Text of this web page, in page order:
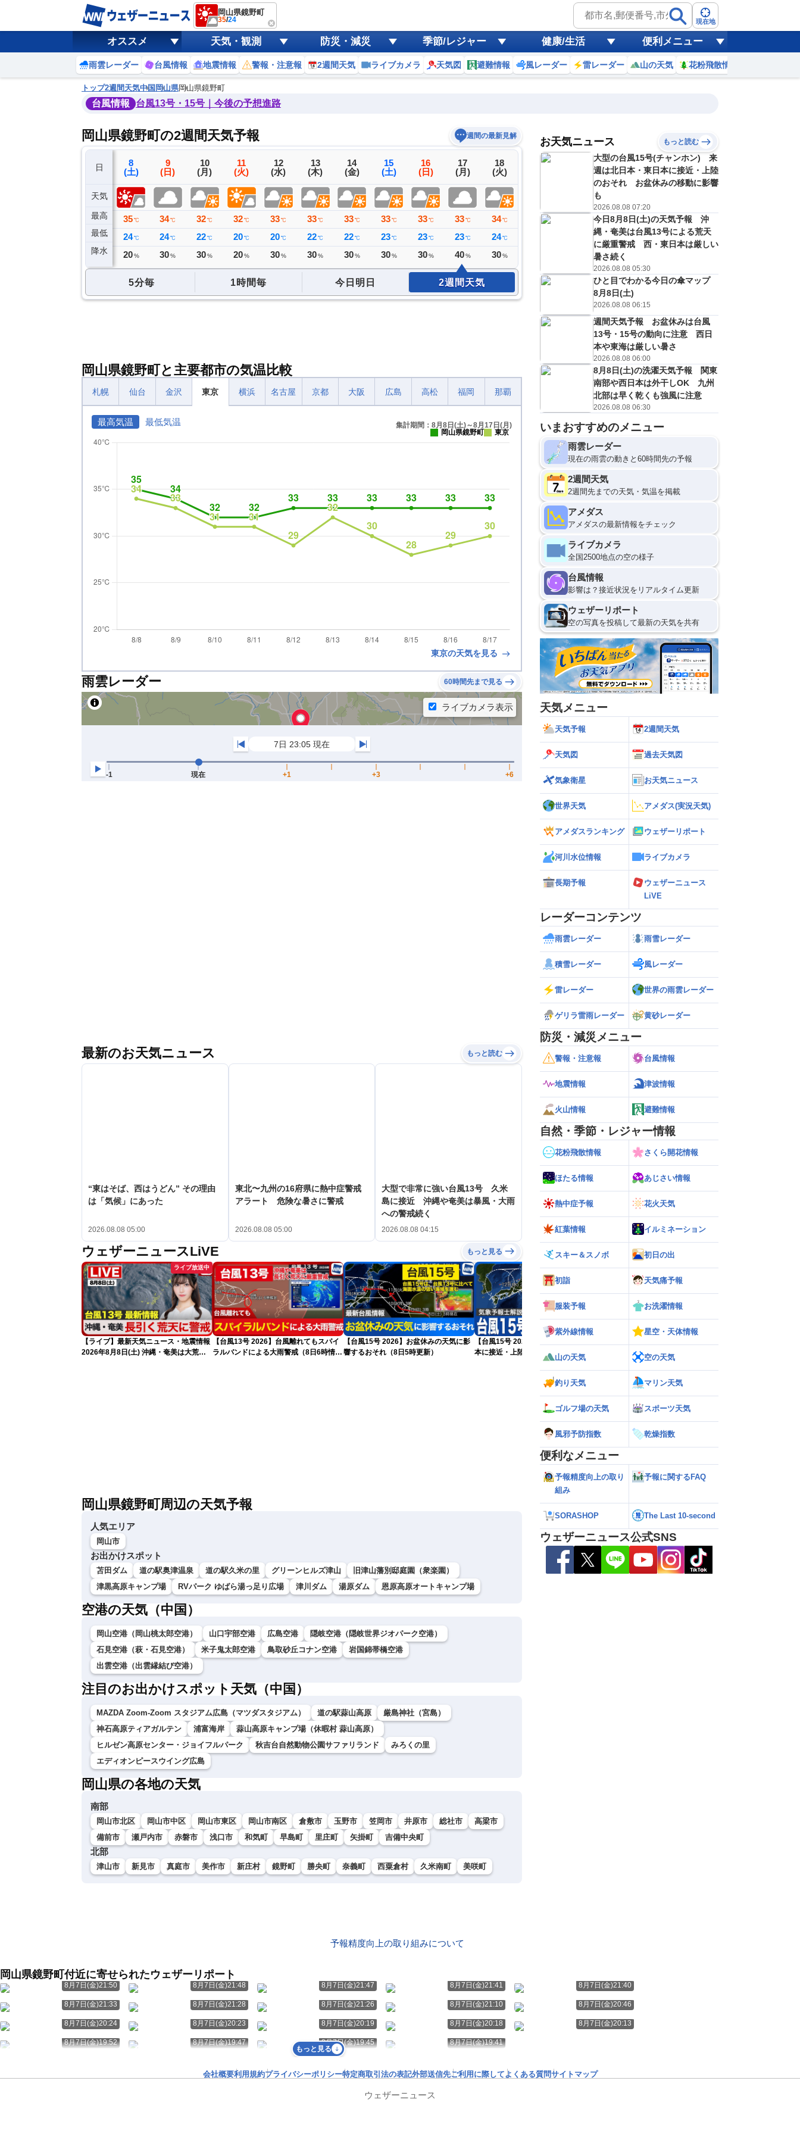
岡山県鏡野町
35/24 現在地
オススメ 天気・観測 防災・減災 季節/レジャー 健康/生活 便利メニュー
雨雲レーダー 台風情報 地震情報 警報・注意報 2週間天気 ライブカメラ 天気図 避難情報 風レーダー 雷レーダー 山の天気 花粉飛散情報
トップ2週間天気中国 岡山県岡山県鏡野町
台風情報 台風13号・15号｜今後の予想進路
岡山県鏡野町の2週間天気予報 週間の最新見解
日
天気
最高
最低
降水
7
(金)
35℃
25℃
ミリ
8
(土)
35 ℃
24 ℃
20 %
9
(日)
34℃
24℃
30 %
10
(月)
32 ℃
22 ℃
30 %
11
(火)
32 ℃
20 ℃
20 %
12
(水)
33℃
20℃
30%
13
(木)
33℃
22℃
30%
14
(金)
33℃
22℃
30%
15
(土)
33℃
23℃
30%
16
(日)
33 ℃
23 ℃
30 %
17
(月)
33 ℃
23 ℃
40 %
18
(火)
34 ℃
24 ℃
30 %
19
℃
21
(金)
E
33℃
℃
40%
22
(土)
E
32℃
24 ℃
予報の
信頼度
高
A
D
E
低
？
5分毎 1時間毎 今日明日 2週間天気
岡山県鏡野町と主要都市の気温比較
札幌 仙台 金沢 東京 横浜 名古屋 京都 大阪 広島 高松 福岡 那覇
最高気温 最低気温
集計期間：8月8日(土)～8月17日(月)
岡山県鏡野町
東京
東京の天気を見る
雨雲レーダー 60時間先まで見る
最新のお天気ニュース もっと読む
“東はそば、西はうどん” その理由
は「気候」にあった
2026.08.08 05:00
東北〜九州の16府県に熱中症警戒
アラート 危険な暑さに警戒
2026.08.08 05:00
大型で非常に強い台風13号 久米
島に接近 沖縄や奄美は暴風・大雨
への警戒続く
2026.08.08 04:15
ウェザーニュースLiVE もっと見る
ライブ放送中
【ライブ】最新天気ニュース・地震情報
2026年8月8日(土) 沖縄・奄美は大荒れ
【台風13号 2026】台風離れてもスパイ
ラルバンドによる大雨警戒（8日6時情
【台風15号 2026】お盆休みの天気に影
響するおそれ（8日5時更新）
【台風15号 2026】今後の進路は？北日
本に接近・上陸する可能性も（7日22時
で続く？／ウェザーニュース気象予報士
解説（7日22時情報）
岡山県鏡野町周辺の天気予報
人気エリア
岡山市
お出かけスポット
苫田ダム 道の駅奥津温泉 道の駅久米の里 グリーンヒルズ津山
旧津山藩別邸庭園（衆楽園）
津黒高原キャンプ場
RVパーク ゆばら湯っ足り広場 津川ダム 湯原ダム 恩原高原オートキャンプ場
空港の天気（中国）
岡山空港（岡山桃太郎空港） 山口宇部空港 広島空港
隠岐空港（隠岐世界ジオパーク空港）
石見空港（萩・石見空港）
米子鬼太郎空港 鳥取砂丘コナン空港
岩国錦帯橋空港
出雲空港（出雲縁結び空港）
注目のお出かけスポット天気（中国）
MAZDA Zoom-Zoom スタジアム広島（マツダスタジアム） 道の駅蒜山高原
厳島神社（宮島）
神石高原ティアガルテン
浦富海岸
蒜山高原キャンプ場（休暇村 蒜山高原）
ヒルゼン高原センター・ジョイフルパーク
秋吉台自然動物公園サファリランド
みろくの里
エディオンピースウイング広島
岡山県の各地の天気
南部
岡山市北区 岡山市中区 岡山市東区 岡山市南区 倉敷市 玉野市 笠岡市 井原市 総社市
高梁市
備前市
瀬戸内市 赤磐市 浅口市 和気町 早島町 里庄町 矢掛町 吉備中央町
北部
津山市 新見市 真庭市 美作市 新庄村 鏡野町 勝央町 奈義町 西粟倉村 久米南町 美咲町
お天気ニュース もっと読む
大型の台風15号(チャンホン) 来
週は北日本・東日本に接近・上陸
のおそれ お盆休みの移動に影響
も
2026.08.08 07:20
今日8月8日(土)の天気予報 沖
縄・奄美は台風13号による荒天
に厳重警戒 西・東日本は厳しい
暑さ続く
2026.08.08 05:30
ひと目でわかる今日の傘マップ
8月8日(土)
2026.08.08 06:15
週間天気予報 お盆休みは台風
13号・15号の動向に注意 西日
本や東海は厳しい暑さ
2026.08.08 06:00
8月8日(土)の洗濯天気予報 関東
南部や西日本は外干しOK 九州
北部は早く乾くも強風に注意
2026.08.08 06:30
いまおすすめのメニュー
雨雲レーダー
現在の雨雲の動きと60時間先の予報
2週間天気
2週間先までの天気・気温を掲載
アメダス
アメダスの最新情報をチェック
ライブカメラ
全国2500地点の空の様子
台風情報
影響は？接近状況をリアルタイム更新
ウェザーリポート
空の写真を投稿して最新の天気を共有
天気メニュー
天気予報 2週間天気
天気図 過去天気図
気象衛星 お天気ニュース
世界天気 アメダス(実況天気)
アメダスランキング ウェザーリポート
河川水位情報 ライブカメラ
長期予報
ウェザーニュース
LiVE
レーダーコンテンツ
雨雲レーダー 雨雪レーダー
積雪レーダー 風レーダー
雷レーダー 世界の雨雲レーダー
ゲリラ雷雨レーダー 黄砂レーダー
防災・減災メニュー
警報・注意報 台風情報
地震情報 津波情報
火山情報 避難情報
自然・季節・レジャー情報
花粉飛散情報 さくら開花情報
ほたる情報 あじさい情報
熱中症予報 花火天気
紅葉情報 イルミネーション
スキー＆スノボ 初日の出
初詣 天気痛予報
服装予報 お洗濯情報
紫外線情報 星空・天体情報
山の天気 空の天気
釣り天気 マリン天気
ゴルフ場の天気 スポーツ天気
風邪予防指数 乾燥指数
便利なメニュー
予報精度向上の取り
組み
予報に関するFAQ
SORASHOP The Last 10-second
ウェザーニュース公式SNS
予報精度向上の取り組みについて
岡山県鏡野町付近に寄せられたウェザーリポート
8月7日(金)21:50 8月7日(金)21:48 8月7日(金)21:47 8月7日(金)21:41 8月7日(金)21:40
8月7日(金)21:33 8月7日(金)21:28 8月7日(金)21:26 8月7日(金)21:10 8月7日(金)20:46
8月7日(金)20:24 8月7日(金)20:23 8月7日(金)20:19 8月7日(金)20:18 8月7日(金)20:13
8月7日(金)19:52 8月7日(金)19:47 8月7日(金)19:45 8月7日(金)19:41
もっと見る
会社概要利用規約プライバシーポリシー特定商取引法の表記外部送信先ご利用に際して よくある質問サイトマップ
ウェザーニュース